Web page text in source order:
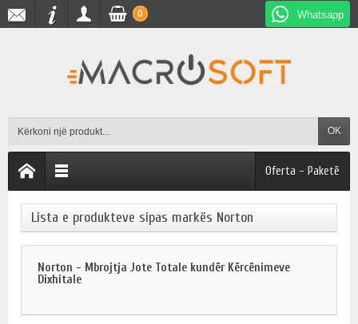
Whatsapp
OK
0
Oferta - Paketë
Lista e produkteve sipas markës Norton
Norton - Mbrojtja Jote Totale kundër Kërcënimeve
Dixhitale